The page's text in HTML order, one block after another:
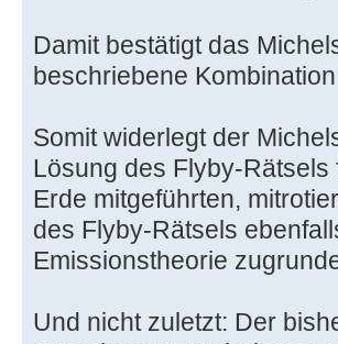
Damit bestätigt das
beschriebene
Somit widerlegt der
Lösung des Flyby-
Erde mitgeführten,
des Flyby-Rätsels
Emissionstheorie
Und nicht zuletzt: Der